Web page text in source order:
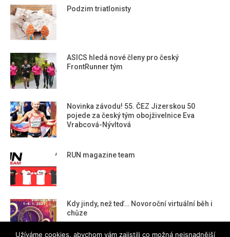
Podzim triatlonisty
ASICS hledá nové členy pro český
FrontRunner tým
Novinka závodu! 55. ČEZ Jizerskou 50
pojede za český tým obojživelnice Eva
Vrabcová-Nývltová
RUN magazine team
Kdy jindy, než teď… Novoroční virtuální běh i
chůze
Užíváme cookies, abychom vám zajistili co možná nejsnadnější